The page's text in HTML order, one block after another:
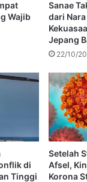
Wajib
Sanae
dari
Jepang
22/10/
di
Tinggi
Setelah
Afsel,
Korona